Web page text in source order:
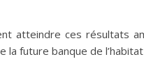
atteindre ces résultats
la future banque de